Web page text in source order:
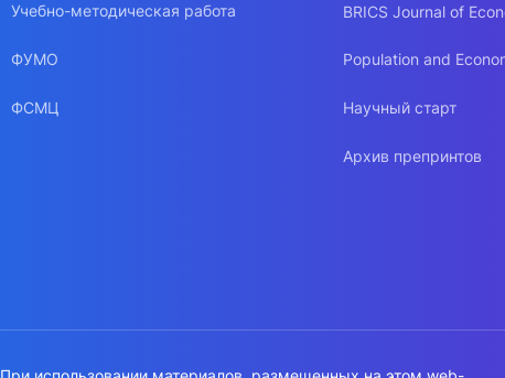
Учебно-методическая работа
ФУМО
ФСМЦ
BRICS Journal of
Population and
Научный старт
Архив препринтов